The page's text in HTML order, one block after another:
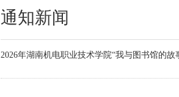
通知新闻
2026年湖南机电职业技术学院“我与图书馆的